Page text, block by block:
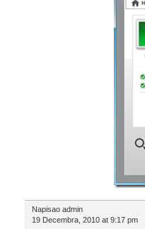
Napisao admin
19 Decembra, 2010 at 9:17 pm